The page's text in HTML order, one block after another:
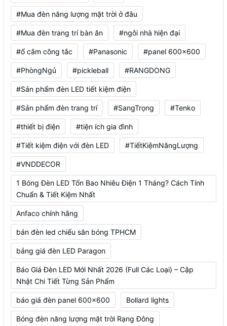
#Mua đèn năng lượng mặt trời ở đâu
#Mua đèn trang trí bàn ăn #ngôi nhà hiện đại
#ổ cắm công tắc #Panasonic #panel 600x600
#PhòngNgủ #pickleball #RANGDONG
#Sản phẩm đèn LED tiết kiệm điện
#Sản phẩm đèn trang trí #SangTrọng #Tenko
#thiết bị điện #tiện ích gia đình
#Tiết kiệm điện với đèn LED #TiếtKiệmNăngLượng
#VNDDECOR
1 Bóng Đèn LED Tốn Bao Nhiêu Điện 1 Tháng? Cách Tính
Chuẩn & Tiết Kiệm Nhất
Anfaco chính hãng
bán đèn led chiếu sân bóng TPHCM
bảng giá đèn LED Paragon
Báo Giá Đèn LED Mới Nhất 2026 (Full Các Loại) – Cập
Nhật Chi Tiết Từng Sản Phẩm
báo giá đèn panel 600x600 Bollard lights
Bóng đèn năng lượng mặt trời Rạng Đông